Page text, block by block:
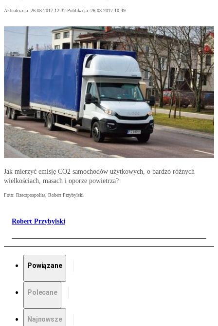
Aktualizacja: 26.03.2017 12:32 Publikacja: 26.03.2017 10:49
Jak mierzyć emisję CO2 samochodów użytkowych, o bardzo różnych
wielkościach, masach i oporze powietrza?
Foto: Rzeczpospolita, Robert Przybylski
Robert Przybylski
Powiązane
Polecane
Najnowsze